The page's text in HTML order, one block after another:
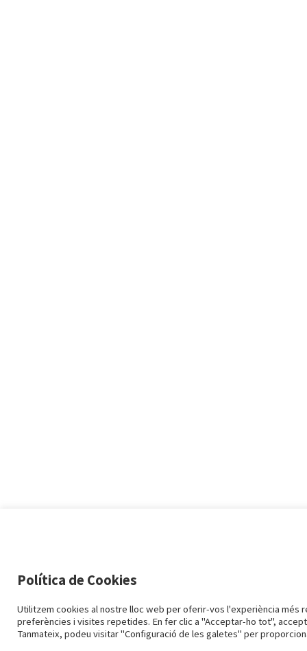
Política de Cookies
Utilitzem cookies al nostre lloc web per oferir-vos l'experiència més
preferències i visites repetides. En fer clic a "Acceptar-ho tot",
Tanmateix, podeu visitar "Configuració de les galetes" per